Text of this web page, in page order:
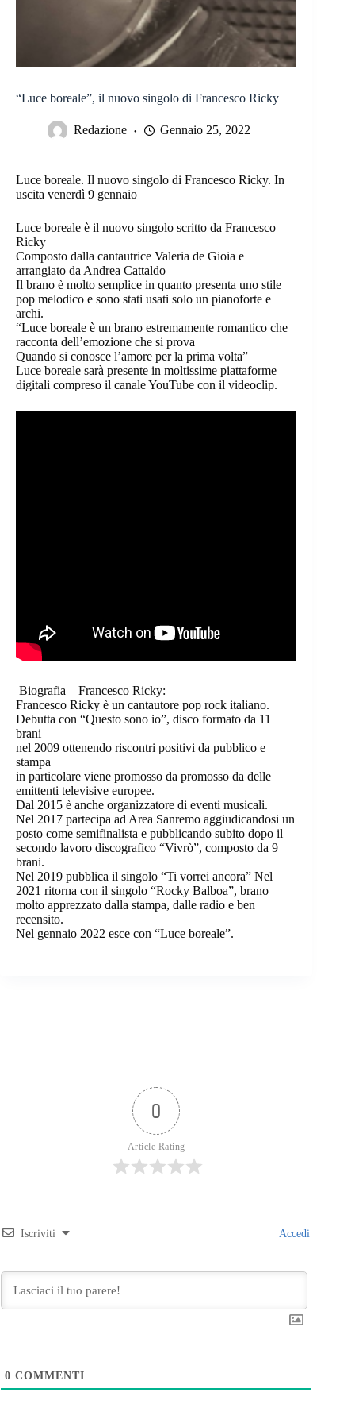
“Luce boreale”, il nuovo singolo di Francesco Ricky
Redazione Gennaio 25, 2022
Luce boreale. Il nuovo singolo di Francesco Ricky. In
uscita venerdì 9 gennaio
Luce boreale è il nuovo singolo scritto da Francesco
Ricky
Composto dalla cantautrice Valeria de Gioia e
arrangiato da Andrea Cattaldo
Il brano è molto semplice in quanto presenta uno stile
pop melodico e sono stati usati solo un pianoforte e
archi.
“Luce boreale è un brano estremamente romantico che
racconta dell’emozione che si prova
Quando si conosce l’amore per la prima volta”
Luce boreale sarà presente in moltissime piattaforme
digitali compreso il canale YouTube con il videoclip.
Biografia – Francesco Ricky:
Francesco Ricky è un cantautore pop rock italiano.
Debutta con “Questo sono io”, disco formato da 11
brani
nel 2009 ottenendo riscontri positivi da pubblico e
stampa
in particolare viene promosso da promosso da delle
emittenti televisive europee.
Dal 2015 è anche organizzatore di eventi musicali.
Nel 2017 partecipa ad Area Sanremo aggiudicandosi un
posto come semifinalista e pubblicando subito dopo il
secondo lavoro discografico “Vivrò”, composto da 9
brani.
Nel 2019 pubblica il singolo “Ti vorrei ancora” Nel
2021 ritorna con il singolo “Rocky Balboa”, brano
molto apprezzato dalla stampa, dalle radio e ben
recensito.
Nel gennaio 2022 esce con “Luce boreale”.
0
Article Rating
Iscriviti Accedi
0 COMMENTI